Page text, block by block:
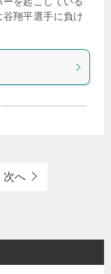
翔平選手に負け
次へ